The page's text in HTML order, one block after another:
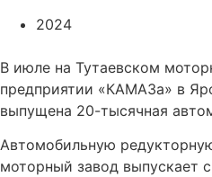
2024
В июле на Тутаевском
предприятии «КАМАЗа» в
выпущена 20-тысячная
Автомобильную
моторный завод выпускает